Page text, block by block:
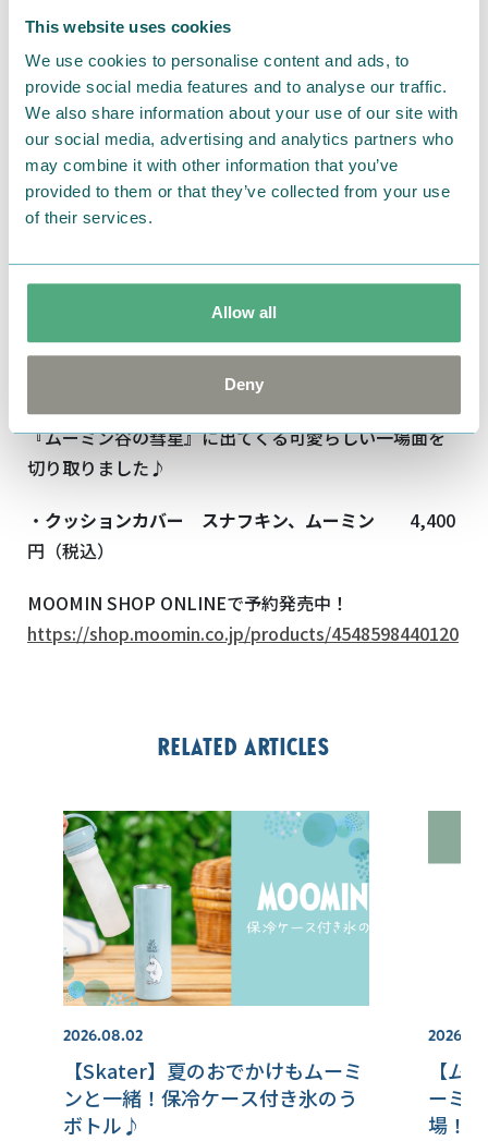
This website uses cookies
We use cookies to personalise content and ads, to
provide social media features and to analyse our traffic.
We also share information about your use of our site with
our social media, advertising and analytics partners who
may combine it with other information that you’ve
provided to them or that they’ve collected from your use
of their services.
Allow all
Deny
インテリアとして飾っても存在感抜群♪
『ムーミン谷の彗星』に出てくる可愛らしい一場面を
切り取りました♪
・ クッションカバー スナフキン、ムーミン 4,400
円（税込）
MOOMIN SHOP ONLINEで予約発売中！
https://shop.moomin.co.jp/products/4548598440120
Related articles
2026.08.02
【Skater】夏のおでかけもムーミ
ンと一緒！保冷ケース付き氷のう
ボトル♪
【ム
ーミ
場！/